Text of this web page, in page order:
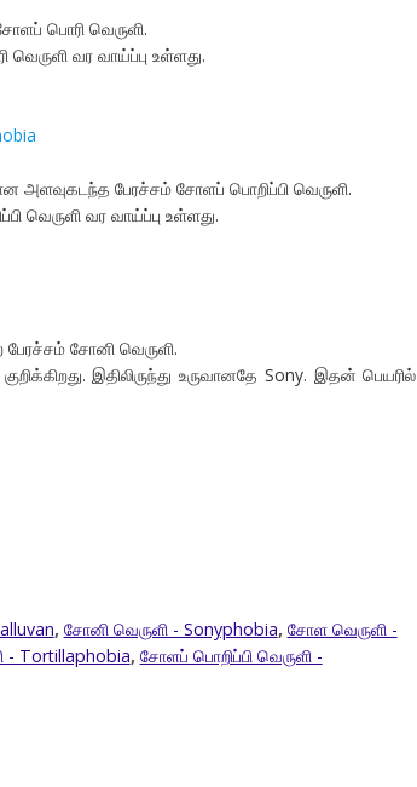
பொரி வெருளி.
வர வாய்ப்பு உள்ளது.
அளவுகடந்த பேரச்சம் சோளப் பொறிப்பி வெருளி.
வெருளி வர வாய்ப்பு உள்ளது.
சோனி வெருளி.
இதிலிருந்து உருவானதே Sony. இதன் பெயரில்
, சோனி வெருளி - Sonyphobia, சோள வெருளி -
- Tortillaphobia, சோளப் பொறிப்பி வெருளி -